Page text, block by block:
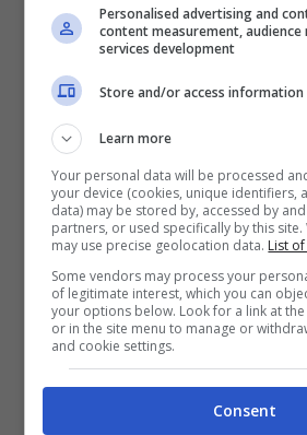
riguarda la conduzione
condurre l’evento ma le voci
conduttori saranno
Cappelletti, Giuditta Arecco,
Mauro Marino, Paoletta e
‘Terrazza Radio Italia’ e
dei collegamenti speciali con
palco.
Personalised advertising and
content measurement, audience
services development
Store and/or access information
Learn more
Your personal data will be processed
your device (cookies, unique identifiers,
data) may be stored by, accessed by
partners, or used specifically by this
may use precise geolocation data. List
Some vendors may process your
of legitimate interest, which you can
your options below. Look for a link at
or in the site menu to manage or
and cookie settings.
Consent